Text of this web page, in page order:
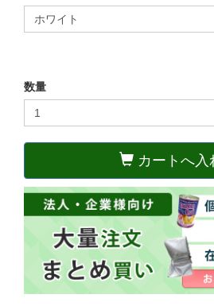
数量
カートへ入